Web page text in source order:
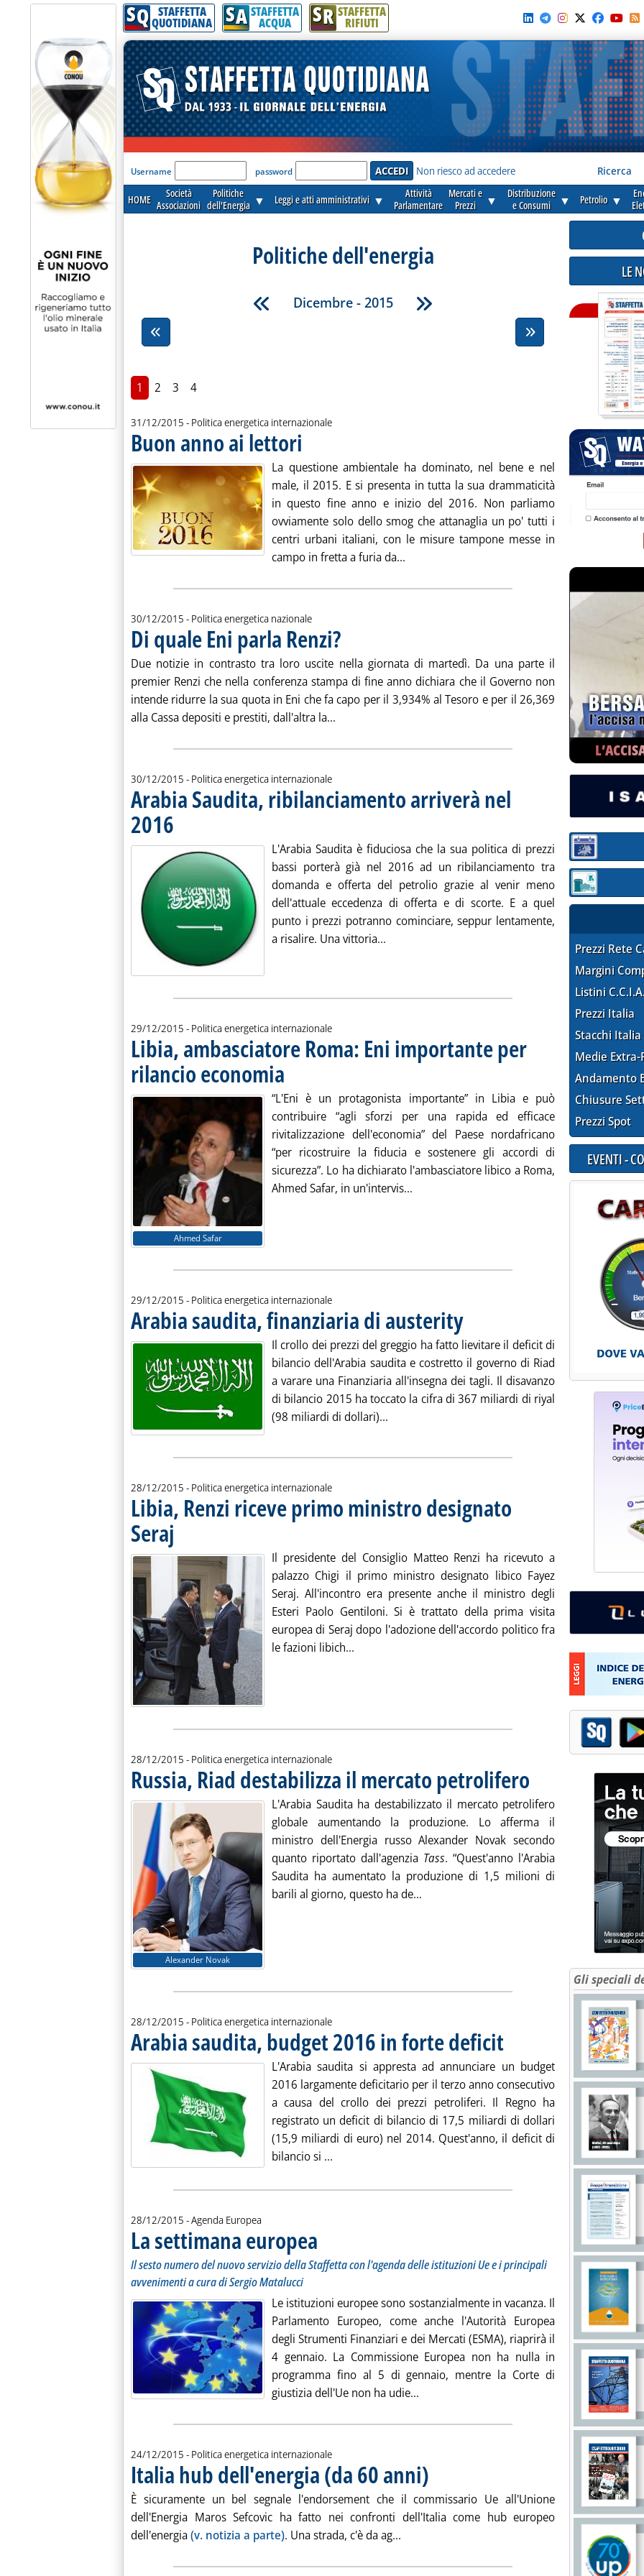
SQ STAFFETTA
QUOTIDIANA SA STAFFETTA
ACQUA SR STAFFETTA
RIFIUTI
'Modulo Login per accedere'
Username password Non riesco ad accedere Ricerca
HOME
Società
Associazioni
Politiche
dell'Energia ▼ Leggi e atti amministrativi ▼
Attività
Parlamentare
Mercati e
Prezzi
▼
Distribuzione
e Consumi
▼ Petrolio ▼
Politiche dell'energia
Dicembre - 2015
1 2 3 4
31/12/2015 - Politica energetica internazionale
Buon anno ai lettori
La questione ambientale ha dominato, nel bene e nel
male, il 2015. E si presenta in tutta la sua drammaticità
in questo fine anno e inizio del 2016. Non parliamo
ovviamente solo dello smog che attanaglia un po' tutti i
centri urbani italiani, con le misure tampone messe in
campo in fretta a furia da...
30/12/2015 - Politica energetica nazionale
Di quale Eni parla Renzi?. Pubblicata mercoledì 30 dicembre 2015 alle 15.10.
Due notizie in contrasto tra loro uscite nella giornata di martedì. Da una parte il
premier Renzi che nella conferenza stampa di fine anno dichiara che il Governo non
intende ridurre la sua quota in Eni che fa capo per il 3,934% al Tesoro e per il 26,369
alla Cassa depositi e prestiti, dall'altra la... Leggi tutta la notizia: 'Di quale Eni parla Renzi?'
30/12/2015 - Politica energetica internazionale
Arabia Saudita, ribilanciamento arriverà nel
2016
L'Arabia Saudita è fiduciosa che la sua politica di prezzi
bassi porterà già nel 2016 ad un ribilanciamento tra
domanda e offerta del petrolio grazie al venir meno
dell'attuale eccedenza di offerta e di scorte. E a quel
punto i prezzi potranno cominciare, seppur lentamente,
a risalire. Una vittoria... Leggi tutta la notizia: 'Arabia Saudita,
29/12/2015 - Politica energetica internazionale
Libia, ambasciatore Roma: Eni importante per
rilancio economia . Pubblicata martedì 29 dicembre 2015 alle 16.7.
Ahmed Safar
“L'Eni è un protagonista importante” in Libia e può
contribuire “agli sforzi per una rapida ed efficace
rivitalizzazione dell'economia” del Paese nordafricano
“per ricostruire la fiducia e sostenere gli accordi di
sicurezza”. Lo ha dichiarato l'ambasciatore libico a Roma,
Ahmed Safar, in un'intervis... Leggi tutta la notizia: 'Libia, ambasciatore
29/12/2015 - Politica energetica internazionale
Arabia saudita, finanziaria di austerity. Pubblicata martedì 29 dicembre 2015 alle 12.10.
Il crollo dei prezzi del greggio ha fatto lievitare il deficit di
bilancio dell'Arabia saudita e costretto il governo di Riad
a varare una Finanziaria all'insegna dei tagli. Il disavanzo
di bilancio 2015 ha toccato la cifra di 367 miliardi di riyal
(98 miliardi di dollari)... Leggi tutta la notizia: 'Arabia saudita, finanziaria
28/12/2015 - Politica energetica internazionale
Libia, Renzi riceve primo ministro designato
Seraj . Pubblicata lunedì 28 dicembre 2015 alle 15.48.
Il presidente del Consiglio Matteo Renzi ha ricevuto a
palazzo Chigi il primo ministro designato libico Fayez
Seraj. All'incontro era presente anche il ministro degli
Esteri Paolo Gentiloni. Si è trattato della prima visita
europea di Seraj dopo l'adozione dell'accordo politico fra
le fazioni libich...
28/12/2015 - Politica energetica internazionale
Russia, Riad destabilizza il mercato petrolifero . Pubblicata lunedì 28
Alexander Novak
L'Arabia Saudita ha destabilizzato il mercato petrolifero
globale aumentando la produzione. Lo afferma il
ministro dell'Energia russo Alexander Novak secondo
quanto riportato dall'agenzia Tass. “Quest'anno l'Arabia
Saudita ha aumentato la produzione di 1,5 milioni di
barili al giorno, questo ha de... Leggi tutta la notizia: 'Russia, Riad
28/12/2015 - Politica energetica internazionale
Arabia saudita, budget 2016 in forte deficit . Pubblicata lunedì 28 dicembre 2015
L'Arabia saudita si appresta ad annunciare un budget
2016 largamente deficitario per il terzo anno consecutivo
a causa del crollo dei prezzi petroliferi. Il Regno ha
registrato un deficit di bilancio di 17,5 miliardi di dollari
(15,9 miliardi di euro) nel 2014. Quest'anno, il deficit di
bilancio si ... Leggi tutta la notizia: 'Arabia saudita, budget 2016 in forte
28/12/2015 - Agenda Europea
La settimana europea . Sottotitolo: Il sesto numero del nuovo servizio della Staffetta con l'agenda delle istituzioni
Il sesto numero del nuovo servizio della Staffetta con l'agenda delle istituzioni Ue e i principali
avvenimenti a cura di Sergio Matalucci
Le istituzioni europee sono sostanzialmente in vacanza. Il
Parlamento Europeo, come anche l'Autorità Europea
degli Strumenti Finanziari e dei Mercati (ESMA), riaprirà il
4 gennaio. La Commissione Europea non ha nulla in
programma fino al 5 di gennaio, mentre la Corte di
giustizia dell'Ue non ha udie... Leggi tutta la notizia: 'La settimana europea'
24/12/2015 - Politica energetica internazionale
Italia hub dell'energia (da 60 anni) . Pubblicata giovedì 24 dicembre 2015 alle 12.28.
È sicuramente un bel segnale l'endorsement che il commissario Ue all'Unione
dell'Energia Maros Sefcovic ha fatto nei confronti dell'Italia come hub europeo
dell'energia(v. notizia a parte). Una strada, c'è da ag... Leggi tutta la notizia: 'Italia hub dell'energia
LE
Sezione:
Sezione:
Prezzi Rete
Margini
Listini
Prezzi Italia
Stacchi Italia
Medie Extra-
Andamento
Chiusure
Prezzi Spot
EVENTI -
Gli speciali